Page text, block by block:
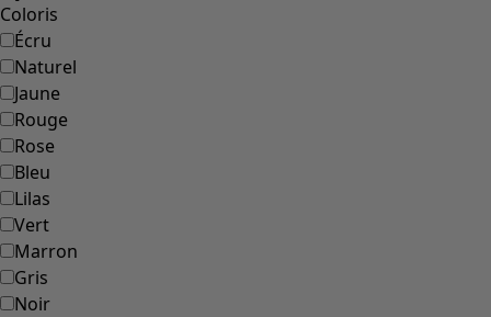
Coloris
Écru
Naturel
Jaune
Rouge
Rose
Bleu
Lilas
Vert
Marron
Gris
Noir